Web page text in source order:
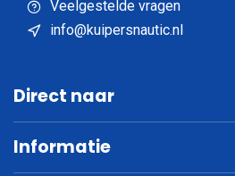
Veelgestelde vragen
info@kuipersnautic.nl
Direct naar
Informatie